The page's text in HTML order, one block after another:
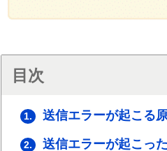
目次
1. 送信エラーが起こる
2. 送信エラーが起こっ